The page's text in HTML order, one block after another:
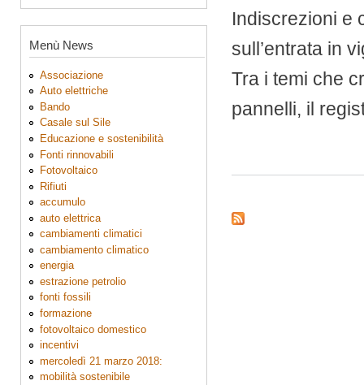
Menù News
Associazione
Auto elettriche
Bando
Casale sul Sile
Educazione e sostenibilità
Fonti rinnovabili
Fotovoltaico
Rifiuti
accumulo
auto elettrica
cambiamenti climatici
cambiamento climatico
energia
estrazione petrolio
fonti fossili
formazione
fotovoltaico domestico
incentivi
mercoledì 21 marzo 2018:
mobilità sostenibile
Indiscrezioni e
sull’entrata in
Tra i temi che
pannelli, il